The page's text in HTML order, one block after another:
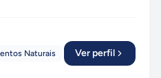
Naturais
Ver perfil